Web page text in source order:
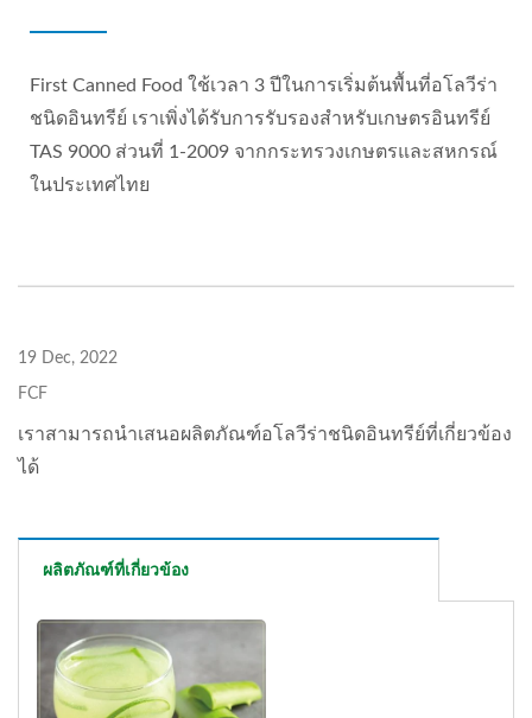
First Canned Food ใช้เวลา 3 ปีในการเริ่มต้นพื้นที่อโลวีร่า
ชนิดอินทรีย์ เราเพิ่งได้รับการรับรองสำหรับเกษตรอินทรีย์
TAS 9000 ส่วนที่ 1-2009 จากกระทรวงเกษตรและสหกรณ์
ในประเทศไทย
19 Dec, 2022
FCF
เราสามารถนำเสนอผลิตภัณฑ์อโลวีร่าชนิดอินทรีย์ที่เกี่ยวข้อง
ได้
ผลิตภัณฑ์ที่เกี่ยวข้อง